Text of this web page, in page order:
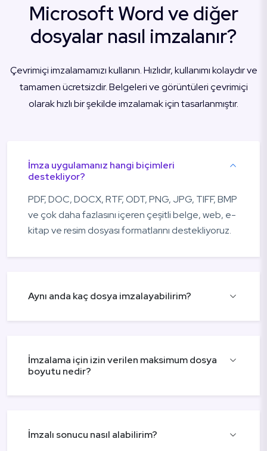
Microsoft Word ve diğer
dosyalar nasıl imzalanır?
Çevrimiçi imzalamamızı kullanın. Hızlıdır, kullanımı kolaydır ve
tamamen ücretsizdir. Belgeleri ve görüntüleri çevrimiçi
olarak hızlı bir şekilde imzalamak için tasarlanmıştır.
İmza uygulamanız hangi biçimleri
destekliyor?
PDF, DOC, DOCX, RTF, ODT, PNG, JPG, TIFF, BMP
ve çok daha fazlasını içeren çeşitli belge, web, e-
kitap ve resim dosyası formatlarını destekliyoruz.
Aynı anda kaç dosya imzalayabilirim?
İmzalama için izin verilen maksimum dosya
boyutu nedir?
İmzalı sonucu nasıl alabilirim?